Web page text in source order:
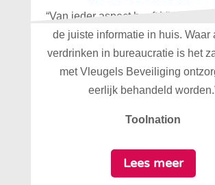
“Van ieder aspect heeft Vleugels
de juiste informatie in huis. Waar
verdrinken in bureaucratie is het
met Vleugels Beveiliging
eerlijk behandeld
Toolnation
Lees meer